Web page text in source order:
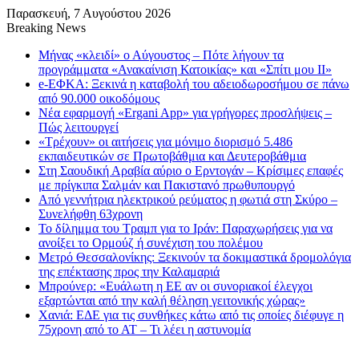
Παρασκευή, 7 Αυγούστου 2026
Breaking News
Μήνας «κλειδί» ο Αύγουστος – Πότε λήγουν τα
προγράμματα «Ανακαίνιση Κατοικίας» και «Σπίτι μου ΙΙ»
e-ΕΦΚΑ: Ξεκινά η καταβολή του αδειοδωροσήμου σε πάνω
από 90.000 οικοδόμους
Νέα εφαρμογή «Ergani App» για γρήγορες προσλήψεις –
Πώς λειτουργεί
«Τρέχουν» οι αιτήσεις για μόνιμο διορισμό 5.486
εκπαιδευτικών σε Πρωτοβάθμια και Δευτεροβάθμια
Στη Σαουδική Αραβία αύριο ο Ερντογάν – Κρίσιμες επαφές
με πρίγκιπα Σαλμάν και Πακιστανό πρωθυπουργό
Από γεννήτρια ηλεκτρικού ρεύματος η φωτιά στη Σκύρο –
Συνελήφθη 63χρονη
Το δίλημμα του Τραμπ για το Ιράν: Παραχωρήσεις για να
ανοίξει το Ορμούζ ή συνέχιση του πολέμου
Μετρό Θεσσαλονίκης: Ξεκινούν τα δοκιμαστικά δρομολόγια
της επέκτασης προς την Καλαμαριά
Μπρούνερ: «Ευάλωτη η ΕΕ αν οι συνοριακοί έλεγχοι
εξαρτώνται από την καλή θέληση γειτονικής χώρας»
Χανιά: ΕΔΕ για τις συνθήκες κάτω από τις οποίες διέφυγε η
75χρονη από το ΑΤ – Τι λέει η αστυνομία